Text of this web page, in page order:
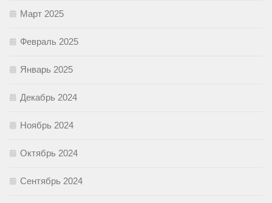
Март 2025
Февраль 2025
Январь 2025
Декабрь 2024
Ноябрь 2024
Октябрь 2024
Сентябрь 2024